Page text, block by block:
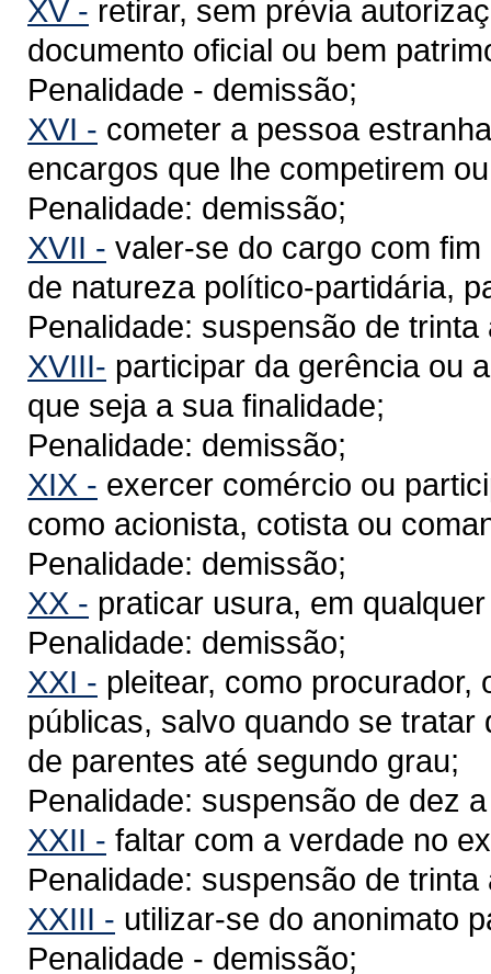
XV - retirar, sem prévia
documento oficial ou bem
Penalidade - demissão;
XVI - cometer a pessoa
encargos que lhe competirem
Penalidade: demissão;
XVII - valer-se do cargo com
de natureza político-partidária,
Penalidade: suspensão de
XVIII- participar da gerência ou
que seja a sua finalidade;
Penalidade: demissão;
XIX - exercer comércio ou
como acionista, cotista ou
Penalidade: demissão;
XX - praticar usura, em
Penalidade: demissão;
XXI - pleitear, como procurador,
públicas, salvo quando se
de parentes até segundo grau;
Penalidade: suspensão de dez
XXII - faltar com a verdade no
Penalidade: suspensão de
XXIII - utilizar-se do anonimato
Penalidade - demissão;